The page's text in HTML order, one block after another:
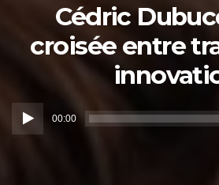
Cédric
croisée entre
Lecteur
audio
00:00